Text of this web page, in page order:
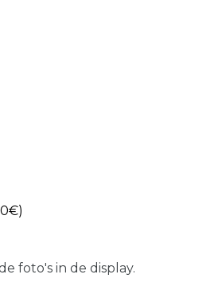
foto's in de display.